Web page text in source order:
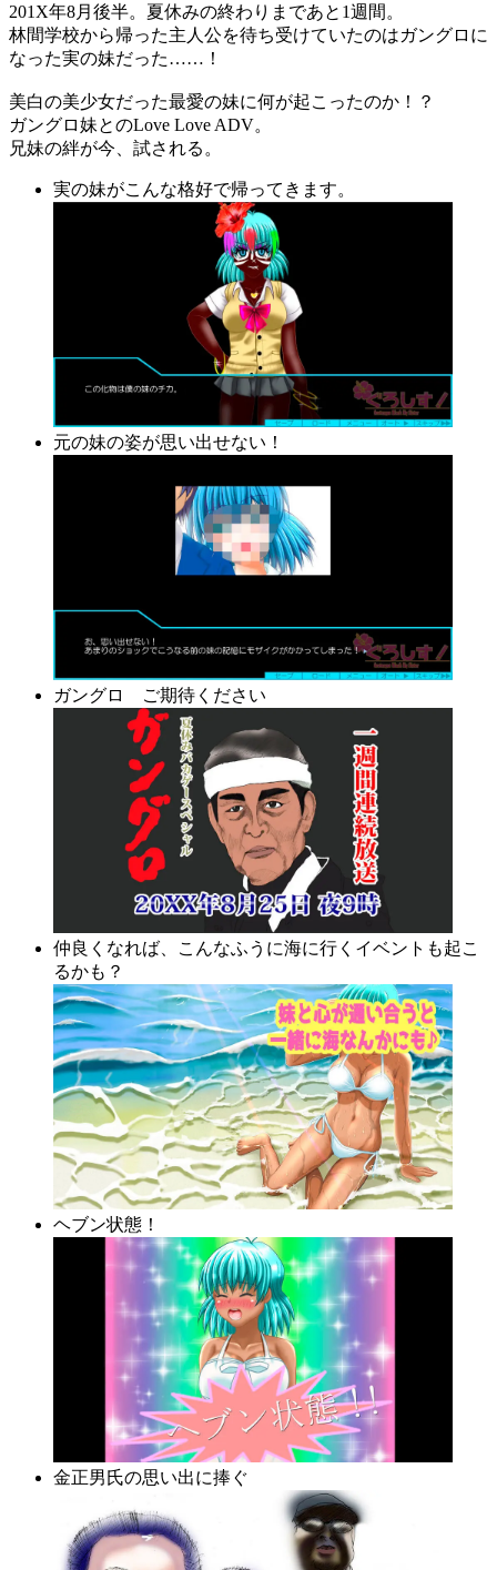
201X年8月後半。夏休みの終わりまであと1週間。
林間学校から帰った主人公を待ち受けていたのはガングロに
なった実の妹だった……！
美白の美少女だった最愛の妹に何が起こったのか！？
ガングロ妹とのLove Love ADV。
兄妹の絆が今、試される。
実の妹がこんな格好で帰ってきます。
元の妹の姿が思い出せない！
ガングロ ご期待ください
仲良くなれば、こんなふうに海に行くイベントも起こ
るかも？
ヘブン状態！
金正男氏の思い出に捧ぐ